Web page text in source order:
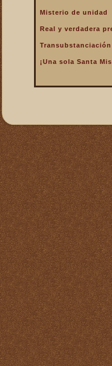
descanso
La Santa Misa
sobre la tierra
La Santa Misa y el
Santo
La Santa Misa y el
La Santa Misa y el
de los pecados
La Santa Misa y el
Purgatorio
La Santa Misa y el
de Dios
La Santa Misa y el
sacerdocio
La Santa Misa y la
La Santa Misa y la
La Santa Misa y la fe
La Santa Misa y la
del Cielo
La Santa Misa y la
Misterio de unidad
Real y verdadera
Transubstanciación
¡Una sola Santa